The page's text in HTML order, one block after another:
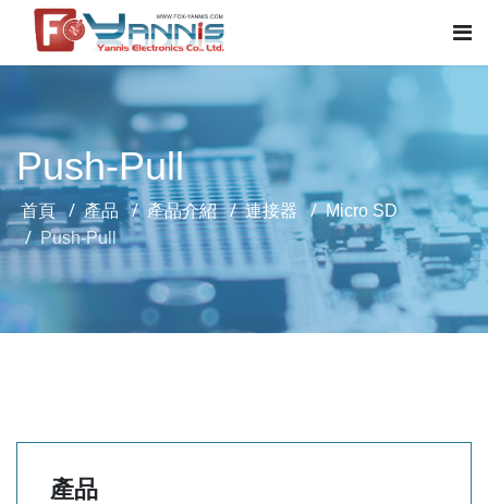
Push-Pull
首頁 產品 產品介紹 連接器
Micro SD
Push-Pull
產品